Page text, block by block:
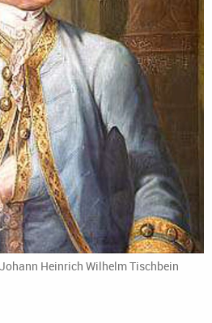
Heinrich Wilhelm Tischbein